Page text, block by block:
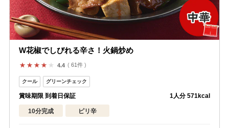
W花椒でしびれる辛さ！火鍋炒め
4.4 61件
賞味期限 到着日保証 1人分 571kcal
10分完成 ピリ辛